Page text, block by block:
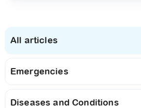
All articles
Emergencies
Diseases and Conditions